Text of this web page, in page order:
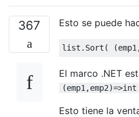
367 Esto se puede
list . Sort ( (emp1
El marco .NET
(emp1,emp2)=>int
Esto tiene la